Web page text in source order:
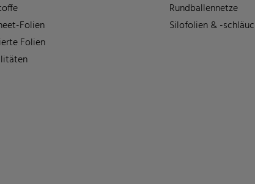
Folien
Folien
Rundballennetze
Silofolien & -